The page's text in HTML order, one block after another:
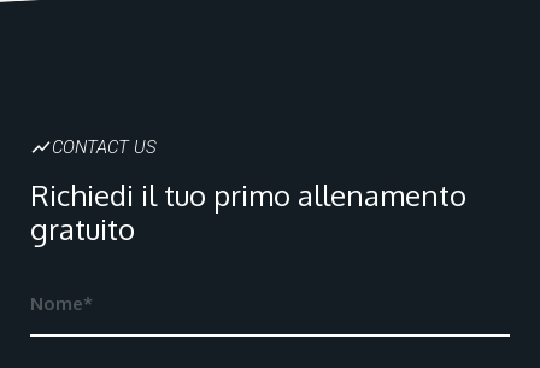
show_chartCONTACT US
Richiedi il tuo primo allenamento
gratuito